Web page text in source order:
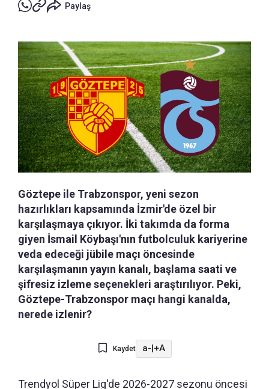
Paylaş
Göztepe ile Trabzonspor, yeni sezon
hazırlıkları kapsamında İzmir'de özel bir
karşılaşmaya çıkıyor. İki takımda da forma
giyen İsmail Köybaşı'nın futbolculuk kariyerine
veda edeceği jübile maçı öncesinde
karşılaşmanın yayın kanalı, başlama saati ve
şifresiz izleme seçenekleri araştırılıyor. Peki,
Göztepe-Trabzonspor maçı hangi kanalda,
nerede izlenir?
Kaydet a- +A
Trendyol Süper Lig'de 2026-2027 sezonu öncesi